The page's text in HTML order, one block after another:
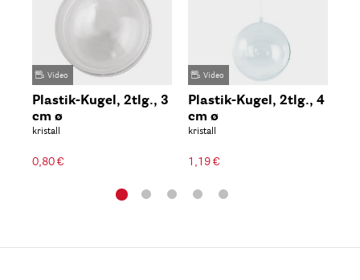
Video
Plastik-Kugel, 2tlg., 3
cm ø
kristall
0,80 €
Video
Plastik-Kugel, 2tlg., 4
cm ø
kristall
1,19 €